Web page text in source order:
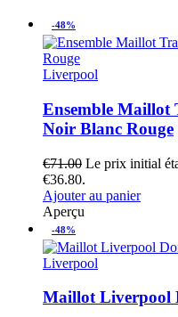
-48%
Liverpool
Ensemble Maillot
Noir Blanc Rouge
€71.00 Le prix initial
€36.80.
Ajouter au panier
Aperçu
-48%
Liverpool
Maillot Liverpool